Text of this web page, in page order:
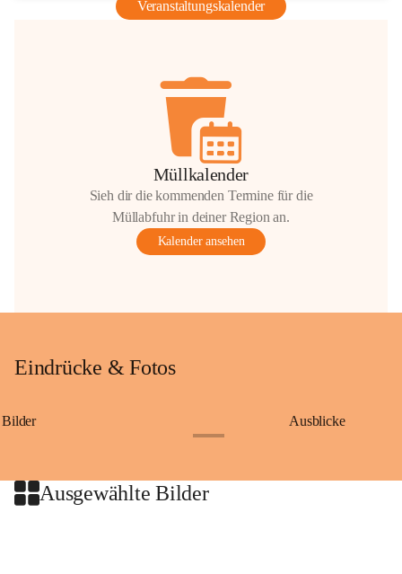
Veranstaltungskalender
Müllkalender
Sieh dir die kommenden Termine für die
Müllabfuhr in deiner Region an.
Kalender ansehen
Eindrücke & Fotos
Bilder Ausblicke
Ausgewählte Bilder